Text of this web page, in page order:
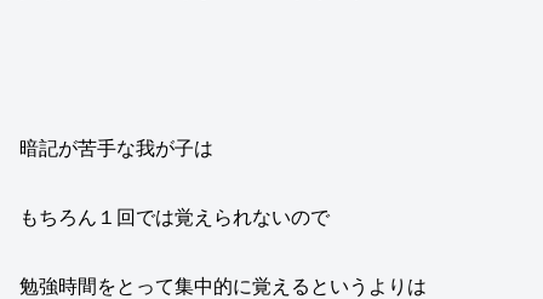
暗記が苦手な我が子は
もちろん１回では覚えられないので
勉強時間をとって集中的に覚えるというよりは